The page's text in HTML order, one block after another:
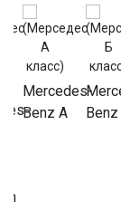
Mercedes-
Benz A
Benz